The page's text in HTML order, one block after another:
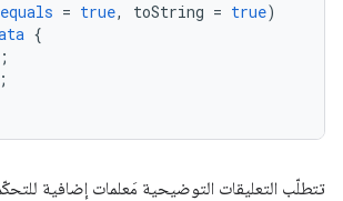
equals = true, toString = true)
{
;
;
تتطلّب التعليقات التوضيحية مَعلمات إضافية